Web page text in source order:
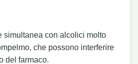
simultanea con alcolici molto
che possono interferire
del farmaco.